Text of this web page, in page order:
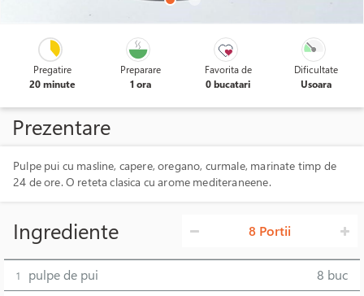
Pregatire
20 minute
Preparare
1 ora
Favorita de
0 bucatari
Dificultate
Usoara
Prezentare
Pulpe pui cu masline, capere, oregano, curmale, marinate timp de
24 de ore. O reteta clasica cu arome mediteraneene.
Ingrediente 8 Portii
1 pulpe de pui 8 buc